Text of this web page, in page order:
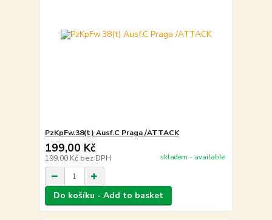
PzKpFw.38(t) Ausf.C Praga /ATTACK
199,00 Kč
199,00 Kč bez DPH skladem - available
Do košíku - Add to basket